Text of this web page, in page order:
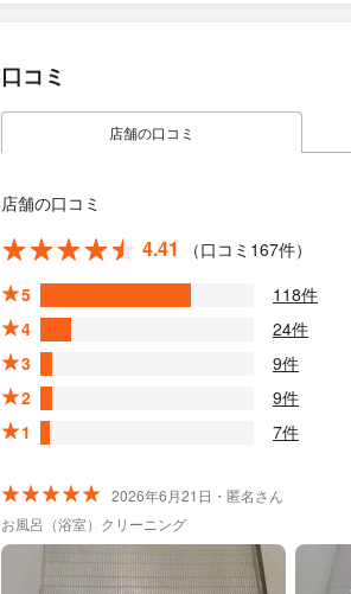
口コミ
店舗の口コミ
店舗の口コミ
4.41
（口コミ167件）
5
118件
4
24件
3
9件
2
9件
1
7件
2026年6月21日・匿名さん
お風呂（浴室）クリーニング